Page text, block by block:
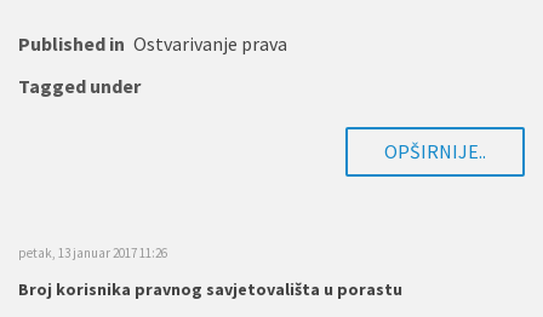
Published in Ostvarivanje prava
Tagged under
OPŠIRNIJE..
petak, 13 januar 2017 11:26
Broj korisnika pravnog savjetovališta u porastu